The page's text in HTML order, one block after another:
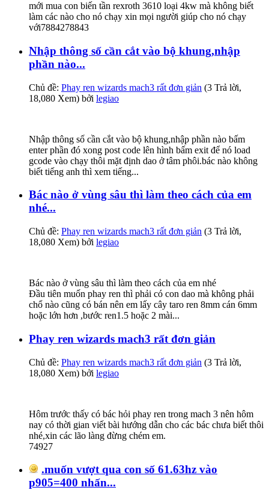
mới mua con biến tần rexroth 3610 loại 4kw mà không biết
làm các nào cho nó chạy xin mọi người giúp cho nó chạy
với7884278843
Nhập thông số cần cắt vào bộ khung,nhập
phần nào...
Chủ đề: Phay ren wizards mach3 rất đơn giản (3 Trả lời,
18,080 Xem) bởi legiao
Nhập thông số cần cắt vào bộ khung,nhập phần nào bấm
enter phần đó xong post code lên hình bấm exit để nó load
gcode vào chạy thôi mặt định dao ở tâm phôi.bác nào không
biết tiếng anh thì xem tiếng...
Bác nào ở vùng sâu thì làm theo cách của em
nhé...
Chủ đề: Phay ren wizards mach3 rất đơn giản (3 Trả lời,
18,080 Xem) bởi legiao
Bác nào ở vùng sâu thì làm theo cách của em nhé
Đầu tiên muốn phay ren thì phải có con dao mà không phải
chổ nào cũng có bán nên em lấy cây taro ren 8mm cán 6mm
hoặc lớn hơn ,bước ren1.5 hoặc 2 mài...
Phay ren wizards mach3 rất đơn giản
Chủ đề: Phay ren wizards mach3 rất đơn giản (3 Trả lời,
18,080 Xem) bởi legiao
Hôm trước thấy có bác hỏi phay ren trong mach 3 nên hôm
nay có thời gian viết bài hướng dẫn cho các bác chưa biết thôi
nhé,xin các lão làng đừng chém em.
74927
.muốn vượt qua con số 61.63hz vào
p905=400 nhấn...